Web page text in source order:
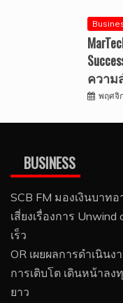
ความ
พฤศจิ
BUSINESS
SCB FM มองเงินบาท
เสี่ยงเรื่องการ
เร็ว
OR เผยผลการดำเนิน
การเติบโต เดินหน้าลง
ยาว